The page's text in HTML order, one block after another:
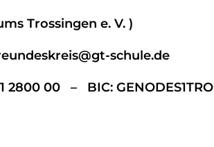
Trossingen e. V. )
schule.de
2800 00 – BIC: GENODES1TRO